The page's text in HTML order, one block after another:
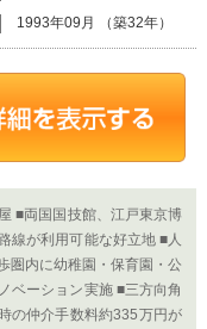
1993年09月 （築32年）
■両国国技館、江戸東京博
線が利用可能な好立地 ■人
圏内に幼稚園・保育園・公
ベーション実施 ■三方向角
の仲介手数料約335万円が